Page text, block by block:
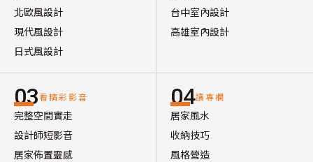
北歐風設計
現代風設計
日式風設計
台中室內設計
高雄室內設計
03看精彩影音
完整空間實走
設計師短影音
居家佈置靈感
04讀專欄
居家風水
收納技巧
風格營造